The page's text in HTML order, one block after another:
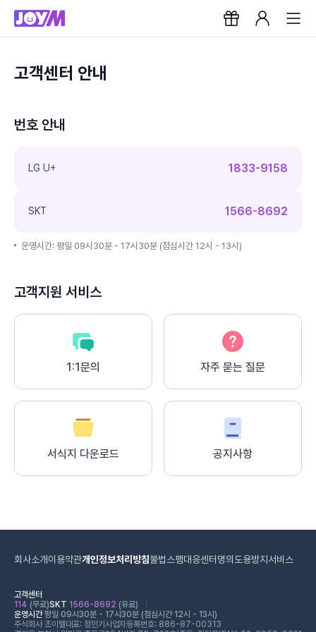
고객센터 안내
번호 안내
LG U+ 1833-9158
SKT 1566-8692
운영시간: 평일 09시30분 - 17시30분 (점심시간 12시 - 13시)
고객지원 서비스
1:1문의 자주 묻는 질문
서식지 다운로드 공지사항
회사소개이용약관개인정보처리방침불법스팸대응센터 명의도용방지서비스
고객센터
114 (무료)SKT 1566-8692 (유료)
운영시간평일 09시30분 - 17시30분 (점심시간 12시 - 13시)
주식회사 조이텔대표: 정민기 사업자등록번호: 886-87-00313